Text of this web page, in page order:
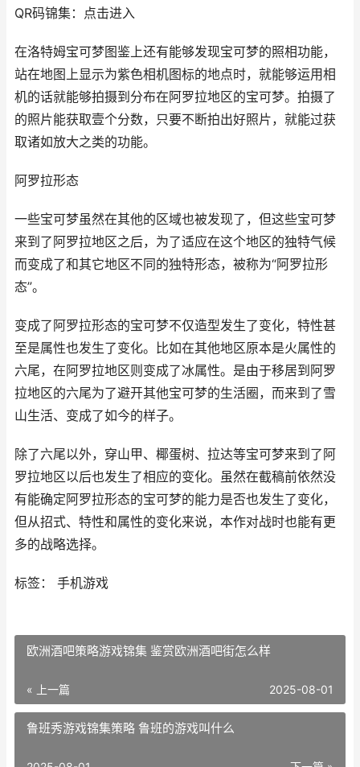
QR码锦集：点击进入
在洛特姆宝可梦图鉴上还有能够发现宝可梦的照相功能，
站在地图上显示为紫色相机图标的地点时，就能够运用相
机的话就能够拍摄到分布在阿罗拉地区的宝可梦。拍摄了
的照片能获取壹个分数，只要不断拍出好照片，就能过获
取诸如放大之类的功能。
阿罗拉形态
一些宝可梦虽然在其他的区域也被发现了，但这些宝可梦
来到了阿罗拉地区之后，为了适应在这个地区的独特气候
而变成了和其它地区不同的独特形态，被称为“阿罗拉形
态”。
变成了阿罗拉形态的宝可梦不仅造型发生了变化，特性甚
至是属性也发生了变化。比如在其他地区原本是火属性的
六尾，在阿罗拉地区则变成了冰属性。是由于移居到阿罗
拉地区的六尾为了避开其他宝可梦的生活圈，而来到了雪
山生活、变成了如今的样子。
除了六尾以外，穿山甲、椰蛋树、拉达等宝可梦来到了阿
罗拉地区以后也发生了相应的变化。虽然在截稿前依然没
有能确定阿罗拉形态的宝可梦的能力是否也发生了变化，
但从招式、特性和属性的变化来说，本作对战时也能有更
多的战略选择。
标签： 手机游戏
欧洲酒吧策略游戏锦集 鉴赏欧洲酒吧街怎么样
« 上一篇 2025-08-01
鲁班秀游戏锦集策略 鲁班的游戏叫什么